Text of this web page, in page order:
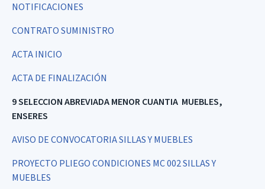
NOTIFICACIONES
CONTRATO SUMINISTRO
ACTA INICIO
ACTA DE FINALIZACIÓN
9 SELECCION ABREVIADA MENOR CUANTIA MUEBLES,
ENSERES
AVISO DE CONVOCATORIA SILLAS Y MUEBLES
PROYECTO PLIEGO CONDICIONES MC 002 SILLAS Y
MUEBLES